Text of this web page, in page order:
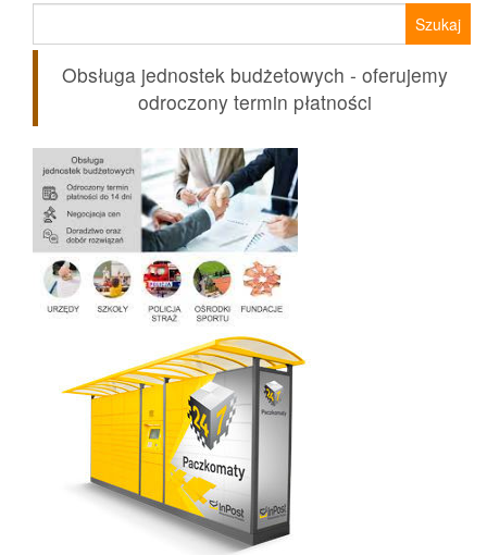
Obsługa jednostek budżetowych - oferujemy
odroczony termin płatności